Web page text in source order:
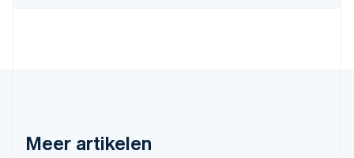
Meer artikelen
Hongkong SAR, China
English简体中文